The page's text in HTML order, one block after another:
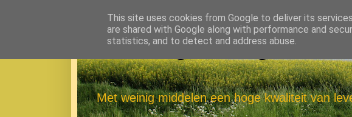
Eenvoudig Gelukkig
Met weinig middelen een hoge kwaliteit van
This site uses cookies from Google to deliver its
are shared with Google along with performance and
statistics, and to detect and address abuse.